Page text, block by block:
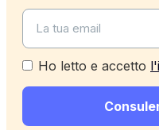
Ho letto e accetto